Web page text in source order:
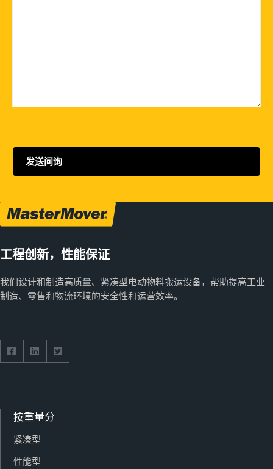
工程创新，性能保证
我们设计和制造高质量、紧凑型电动物料搬运设备，帮助提高工业
制造、零售和物流环境的安全性和运营效率。
Follow us on Facebook
Follow us on Facebook
Follow us on Facebook
按重量分
紧凑型
性能型